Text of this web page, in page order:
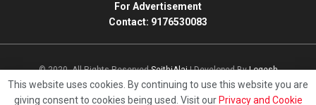
For Advertisement
Contact: 9176530083
© 2020, All Rights ReservedSeithiAlai| Developed ByLogesh
This website uses cookies. By continuing to use this website you are
giving consent to cookies being used. Visit our Privacy and Cookie